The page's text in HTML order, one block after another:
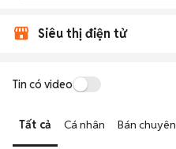
Siêu thị điện tử
Tin có video
Tất cả Cá nhân Bán chuyên